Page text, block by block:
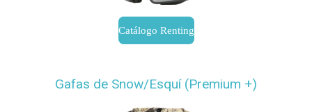
Catálogo Renting
Gafas de Snow/Esquí (Premium +)